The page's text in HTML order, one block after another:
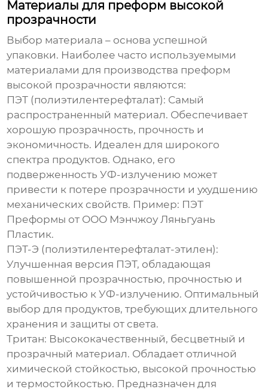
Материалы для преформ высокой
прозрачности
Выбор материала – основа успешной
упаковки. Наиболее часто используемыми
материалами для производства преформ
высокой прозрачности являются:
ПЭТ (полиэтилентерефталат): Самый
распространенный материал. Обеспечивает
хорошую прозрачность, прочность и
экономичность. Идеален для широкого
спектра продуктов. Однако, его
подверженность УФ-излучению может
привести к потере прозрачности и ухудшению
механических свойств. Пример: ПЭТ
Преформы от ООО Мэнчжоу Ляньгуань
Пластик.
ПЭТ-Э (полиэтилентерефталат-этилен):
Улучшенная версия ПЭТ, обладающая
повышенной прозрачностью, прочностью и
устойчивостью к УФ-излучению. Оптимальный
выбор для продуктов, требующих длительного
хранения и защиты от света.
Тритан: Высококачественный, бесцветный и
прозрачный материал. Обладает отличной
химической стойкостью, высокой прочностью
и термостойкостью. Предназначен для